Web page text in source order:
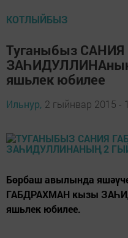
КОТЛЫЙБЫЗ
Туганыбыз
ЗАҺИДУЛЛИНАның
яшьлек юбилее
Ильнур, 2 гыйнвар 2015 -
Бөрбаш авылында
ГАБДРАХМАН кызы
яшьлек юбилее.